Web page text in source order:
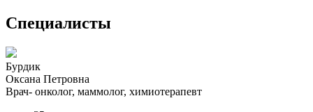
Специалисты
Бурдик
Оксана Петровна
Врач- онколог, маммолог, химиотерапевт